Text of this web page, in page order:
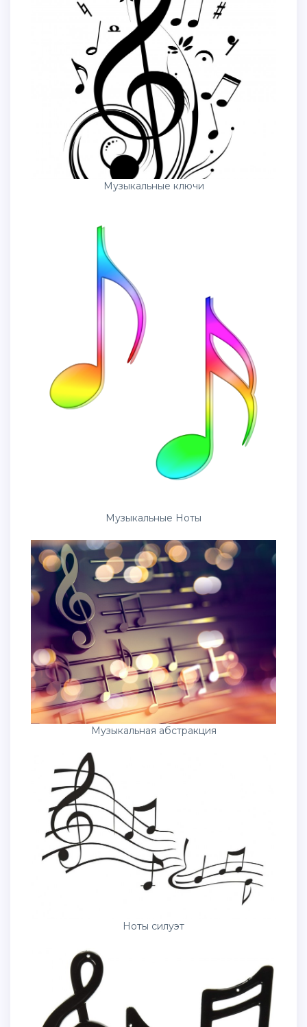
Музыкальные ключи
Музыкальные Ноты
Музыкальная абстракция
Ноты силуэт